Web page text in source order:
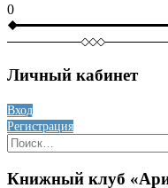
0
Личный кабинет
Вход
Регистрация
Найти:
Книжный клуб